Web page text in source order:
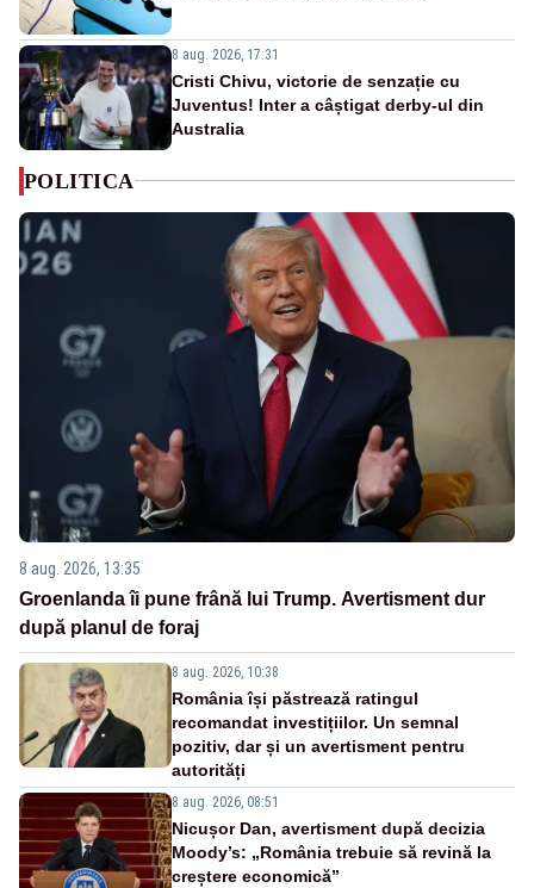
8 aug. 2026, 17:31
Cristi Chivu, victorie de senzație cu
Juventus! Inter a câștigat derby-ul din
Australia
POLITICA
8 aug. 2026, 13:35
Groenlanda îi pune frână lui Trump. Avertisment dur
după planul de foraj
8 aug. 2026, 10:38
România își păstrează ratingul
recomandat investițiilor. Un semnal
pozitiv, dar și un avertisment pentru
autorități
8 aug. 2026, 08:51
Nicușor Dan, avertisment după decizia
Moody’s: „România trebuie să revină la
creștere economică”